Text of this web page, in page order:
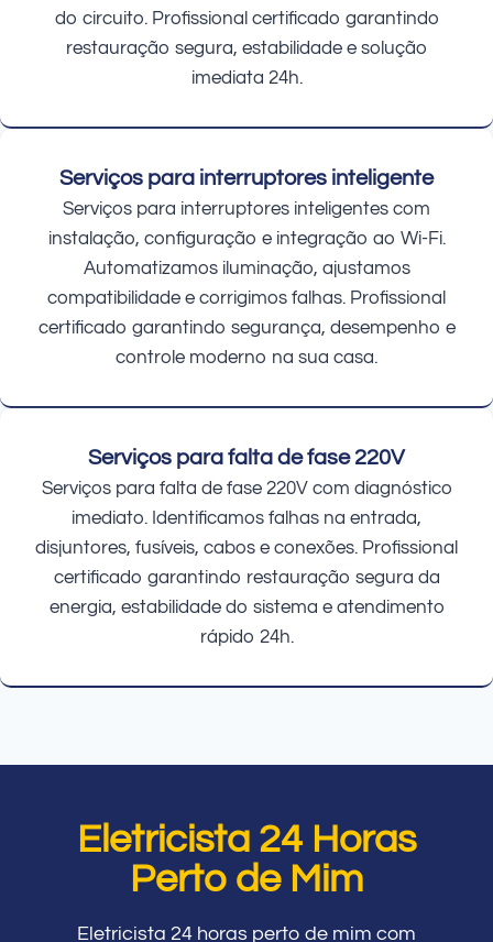
do circuito. Profissional certificado garantindo
restauração segura, estabilidade e solução
imediata 24h.
Serviços para interruptores inteligente
Serviços para interruptores inteligentes com
instalação, configuração e integração ao Wi-Fi.
Automatizamos iluminação, ajustamos
compatibilidade e corrigimos falhas. Profissional
certificado garantindo segurança, desempenho e
controle moderno na sua casa.
Serviços para falta de fase 220V
Serviços para falta de fase 220V com diagnóstico
imediato. Identificamos falhas na entrada,
disjuntores, fusíveis, cabos e conexões. Profissional
certificado garantindo restauração segura da
energia, estabilidade do sistema e atendimento
rápido 24h.
Eletricista 24 Horas
Perto de Mim
Eletricista 24 horas perto de mim com